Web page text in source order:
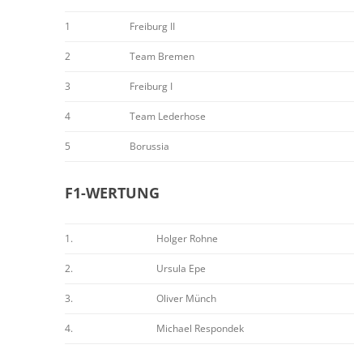
1 Freiburg II
2 Team Bremen
3 Freiburg I
4 Team Lederhose
5 Borussia
F1-WERTUNG
1. Holger Rohne
2. Ursula Epe
3. Oliver Münch
4. Michael Respondek